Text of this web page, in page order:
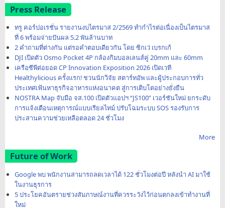
Press Release
ทรู คอร์ปอเรชั่น รายงานงบไตรมาส 2/2569 ทำกำไรต่อเนื่องเป็นไตรมาส
ที่ 6 พร้อมจ่ายปันผล 5.2 พันล้านบาท
2 คำถามที่ต่างกัน แต่รอคำตอบเดียวกัน โดย ซิกเว่ เบรกเก้
DJI เปิดตัว Osmo Pocket 4P กล้องกิมบอลเลนส์คู่ 20mm และ 60mm
เครือซีพีต่อยอด CP Innovation Exposition 2026 เปิดเวที
Healthylicious ครั้งแรก! ชวนนักวิจัย สตาร์ทอัพ และผู้ประกอบการทั่ว
ประเทศเฟ้นหาธุรกิจอาหารแห่งอนาคต สู่การเติบโตอย่างยั่งยืน
NOSTRA Map จับมือ จส.100 เปิดตัวแอปฯ “JS100” เวอร์ชันใหม่ ยกระดับ
การแจ้งเตือนเหตุการณ์แบบเรียลไทม์ ปรับโฉมระบบ SOS รองรับการ
ประสานความช่วยเหลือตลอด 24 ชั่วโมง
More
Future of Work
Google พบ พนักงานสามารถลดเวลาได้ 122 ชั่วโมงต่อปี หลังนำ AI มาใช้
ในงานธุรการ
5 ประโยคอันตรายช่วงสัมภาษณ์งานที่ควรระวังไว้ก่อนตกลงเข้าทำงานที่
ใหม่